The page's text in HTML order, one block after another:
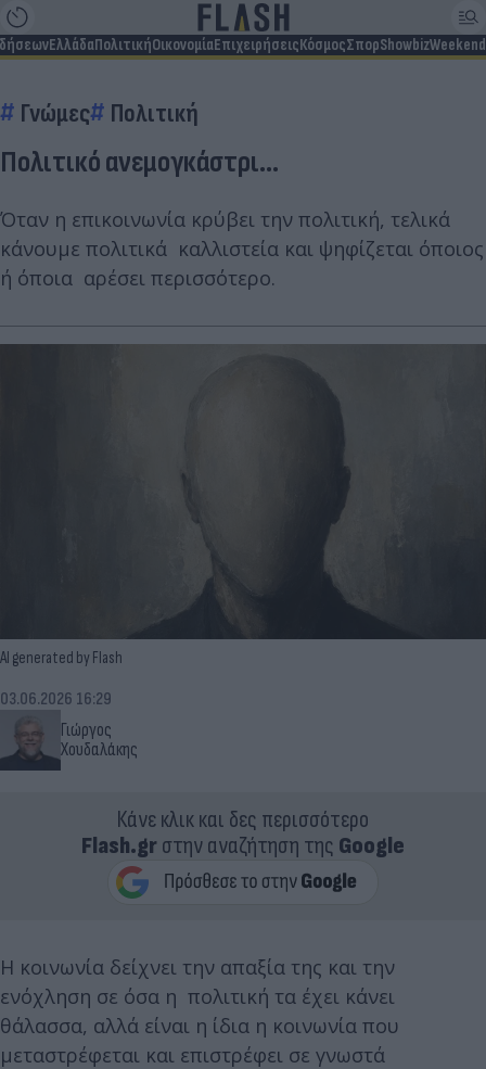
ΕλλάδαΠολιτικήΟικονομίαΕπιχειρήσειςΚόσμοςΣπορShowbizWeekend
Γνώμες Πολιτική
Πολιτικό ανεμογκάστρι…
Όταν η επικοινωνία κρύβει την πολιτική, τελικά
κάνουμε πολιτικά καλλιστεία και ψηφίζεται όποιος
ή όποια αρέσει περισσότερο.
ΑΙ generated by Flash
Γιώργος
Χουδαλάκης
03.06.2026 16:29
Κάνε κλικ και δες περισσότερο
Flash.grστην αναζήτηση της Google
Η κοινωνία δείχνει την απαξία της και την
ενόχληση σε όσα η πολιτική τα έχει κάνει
θάλασσα, αλλά είναι η ίδια η κοινωνία που
μεταστρέφεται και επιστρέφει σε γνωστά